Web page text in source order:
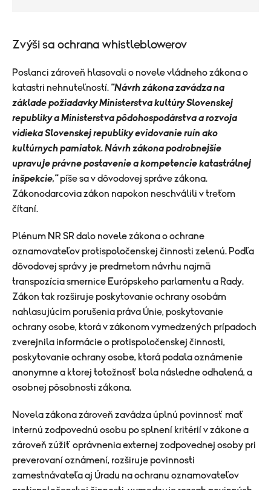
Zvýši sa ochrana whistleblowerov
Poslanci zároveň hlasovali o novele vládneho zákona o
katastri nehnuteľností. "Návrh zákona zavádza na
základe požiadavky Ministerstva kultúry Slovenskej
republiky a Ministerstva pôdohospodárstva a rozvoja
vidieka Slovenskej republiky evidovanie ruín ako
kultúrnych pamiatok. Návrh zákona podrobnejšie
upravuje právne postavenie a kompetencie katastrálnej
inšpekcie,"píše sa v dôvodovej správe zákona.
Zákonodarcovia zákon napokon neschválili v treťom
čítaní.
Plénum NR SR dalo novele zákona o ochrane
oznamovateľov protispoločenskej činnosti zelenú. Podľa
dôvodovej správy je predmetom návrhu najmä
transpozícia smernice Európskeho parlamentu a Rady.
Zákon tak rozširuje poskytovanie ochrany osobám
nahlasujúcim porušenia práva Únie, poskytovanie
ochrany osobe, ktorá v zákonom vymedzených prípadoch
zverejnila informácie o protispoločenskej činnosti,
poskytovanie ochrany osobe, ktorá podala oznámenie
anonymne a ktorej totožnosť bola následne odhalená, a
osobnej pôsobnosti zákona.
Novela zákona zároveň zavádza úplnú povinnosť mať
internú zodpovednú osobu po splnení kritérií v zákone a
zároveň zúžiť oprávnenia externej zodpovednej osoby pri
preverovaní oznámení, rozširuje povinnosti
zamestnávateľa aj Úradu na ochranu oznamovateľov